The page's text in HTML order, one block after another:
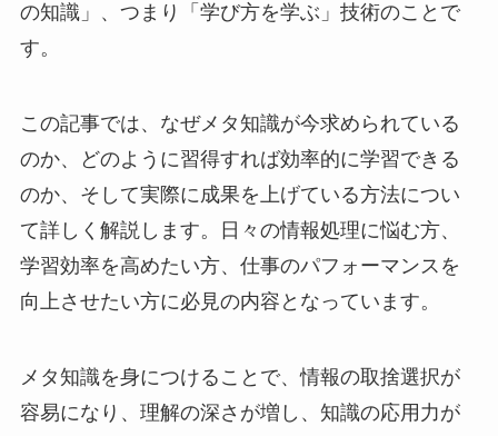
の知識」、つまり「学び方を学ぶ」技術のことで
す。
この記事では、なぜメタ知識が今求められている
のか、どのように習得すれば効率的に学習できる
のか、そして実際に成果を上げている方法につい
て詳しく解説します。日々の情報処理に悩む方、
学習効率を高めたい方、仕事のパフォーマンスを
向上させたい方に必見の内容となっています。
メタ知識を身につけることで、情報の取捨選択が
容易になり、理解の深さが増し、知識の応用力が